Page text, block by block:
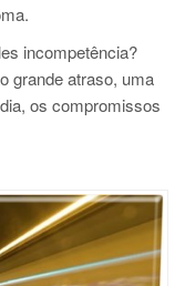
incompetência?
grande atraso, uma
os compromissos